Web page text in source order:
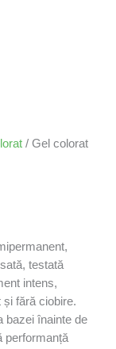
/ Gel colorat
testată
intens,
fără ciobire.
bazei înainte de
performanță